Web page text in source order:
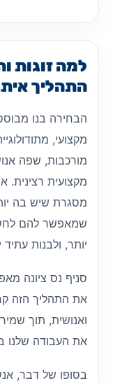
למה זוגות
התהליך
הבחירה בנו
מקצועי,
מורכבות, שפה
מקצועית רצינית.
מסגרת שיש בה
שמאפשר להם
יותר, ולבנות עתיד
סניף נס ציונה
את התהליך הזה
ואנושית, תוך
את העבודה שלנו
בסופו של דבר,